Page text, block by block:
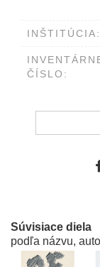
INŠTITÚCIA:
ČÍSLO:
Súvisiace diela
podľa názvu,